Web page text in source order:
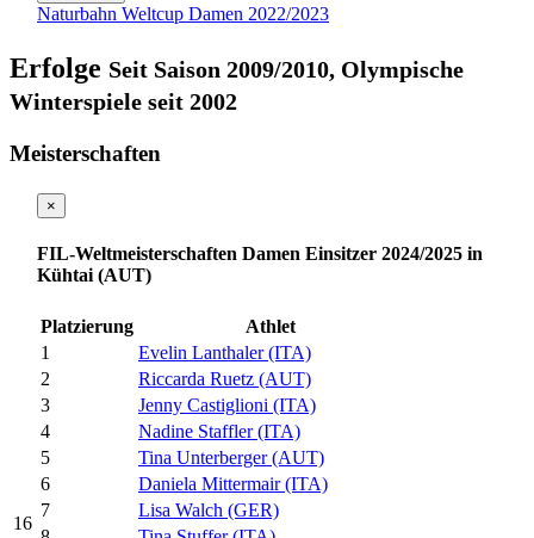
Naturbahn Weltcup Damen 2022/2023
Erfolge Seit Saison 2009/2010, Olympische
Winterspiele seit 2002
Meisterschaften
16
×
FIL-Weltmeisterschaften Damen Einsitzer 2024/2025 in
Kühtai (AUT)
Platzierung
Athlet
1
Evelin Lanthaler (ITA)
2
Riccarda Ruetz (AUT)
3
Jenny Castiglioni (ITA)
4
Nadine Staffler (ITA)
5
Tina Unterberger (AUT)
6
Daniela Mittermair (ITA)
7
Lisa Walch (GER)